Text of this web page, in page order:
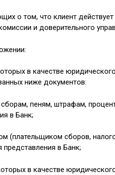
о том, что клиент
и доверительного
в качестве
ниже документов:
пеням, штрафам,
в Банк;
(плательщиком сборов,
в Банк;
в качестве